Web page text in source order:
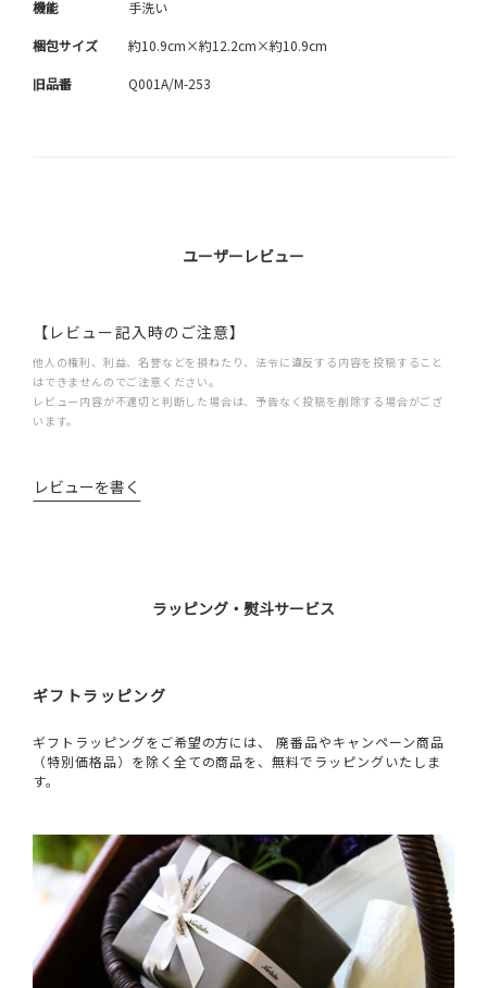
機能 手洗い
梱包サイズ 約10.9cm×約12.2cm×約10.9cm
旧品番 Q001A/M-253
ユーザーレビュー
【レビュー記入時のご注意】
他人の権利、利益、名誉などを損ねたり、法令に違反する内容を投稿すること
はできませんのでご注意ください。
レビュー内容が不適切と判断した場合は、予告なく投稿を削除する場合がござ
います。
レビューを書く
ラッピング・熨斗サービス
ギフトラッピング
ギフトラッピングをご希望の方には、 廃番品やキャンペーン商品
（特別価格品）を除く全ての商品を、無料でラッピングいたしま
す。